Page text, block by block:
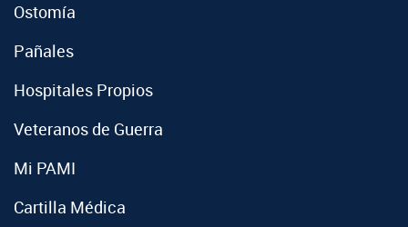
Ostomía
Pañales
Hospitales Propios
Veteranos de Guerra
Mi PAMI
Cartilla Médica